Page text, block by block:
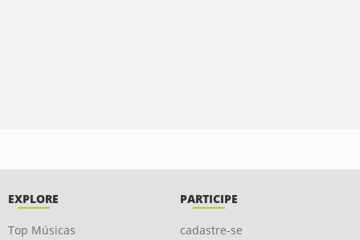
EXPLORE
Top Músicas
PARTICIPE
cadastre-se